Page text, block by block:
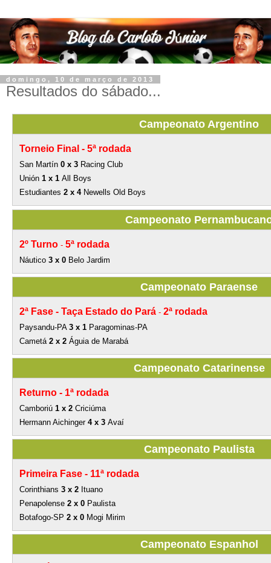
domingo, 10 de março de 2013
Resultados do sábado...
Campeonato Argentino
Torneio Final - 5ª rodada
San Martín 0 x 3Racing Club
Unión 1 x 1 All Boys
Estudiantes 2 x 4 Newells Old Boys
Campeonato
2º Turno- 5ª rodada
Náutico 3 x 0Belo Jardim
Campeonato Paraense
2ª Fase - Taça Estado do Pará- 2ª rodada
Paysandu-PA 3 x 1Paragominas-PA
Cametá 2 x 2Águia de Marabá
Campeonato Catarinense
Returno - 1ª rodada
Camboriú 1 x 2Criciúma
Hermann Aichinger 4 x 3 Avaí
Campeonato Paulista
Primeira Fase - 11ª rodada
Corinthians 3 x 2 Ituano
Penapolense 2 x 0 Paulista
Botafogo-SP 2 x 0Mogi Mirim
Campeonato Espanhol